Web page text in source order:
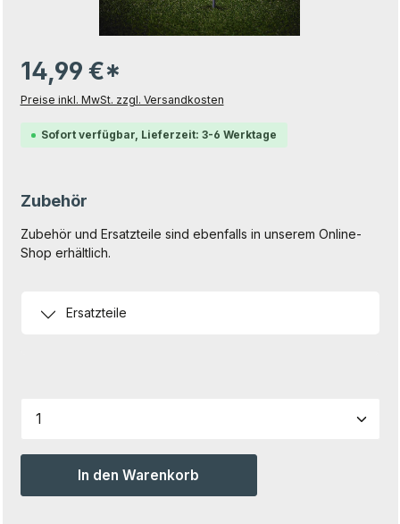
14,99 €*
Preise inkl. MwSt. zzgl. Versandkosten
Sofort verfügbar, Lieferzeit: 3-6 Werktage
Zubehör
Zubehör und Ersatzteile sind ebenfalls in unserem Online-
Shop erhältlich.
Ersatzteile
Produkt Anzahl: Gib den gewünschten Wert ein
In den Warenkorb